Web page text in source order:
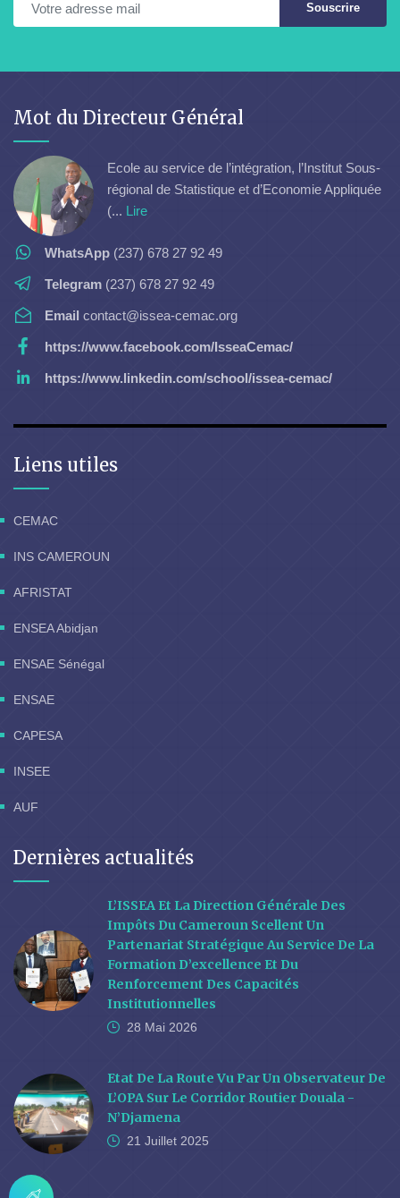
Souscrire
Mot du Directeur Général
Ecole au service de l’intégration, l’Institut Sous-
régional de Statistique et d’Economie Appliquée
(... Lire
WhatsApp (237) 678 27 92 49
Telegram (237) 678 27 92 49
Email contact@issea-cemac.org
https://www.facebook.com/IsseaCemac/
https://www.linkedin.com/school/issea-cemac/
Liens utiles
CEMAC
INS CAMEROUN
AFRISTAT
ENSEA Abidjan
ENSAE Sénégal
ENSAE
CAPESA
INSEE
AUF
Dernières actualités
L’ISSEA Et La Direction Générale Des
Impôts Du Cameroun Scellent Un
Partenariat Stratégique Au Service De La
Formation D’excellence Et Du
Renforcement Des Capacités
Institutionnelles
28 Mai 2026
Etat De La Route Vu Par Un Observateur De
L’OPA Sur Le Corridor Routier Douala -
N’Djamena
21 Juillet 2025